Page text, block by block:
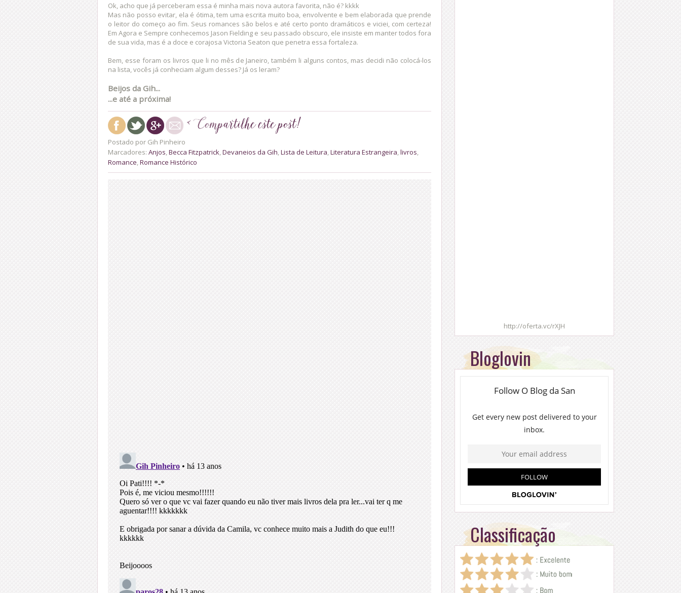
Ok, acho que já perceberam essa é minha mais nova autora favorita, não é? kkkk
Mas não posso evitar, ela é ótima, tem uma escrita muito boa, envolvente e bem elaborada que prende
o leitor do começo ao fim. Seus romances são belos e até certo ponto dramáticos e viciei, com certeza!
Em Agora e Sempre conhecemos Jason Fielding e seu passado obscuro, ele insiste em manter todos fora
de sua vida, mas é a doce e corajosa Victoria Seaton que penetra essa fortaleza.
Bem, esse foram os livros que li no mês de Janeiro, também li alguns contos, mas decidi não colocá-los
na lista, vocês já conheciam algum desses? Já os leram?
Beijos da Gih...
...e até a próxima!
Postado por Gih Pinheiro
Marcadores: Anjos Becca Fitzpatrick Devaneios da Gih Lista de Leitura Literatura Estrangeira livros
Romance Romance Histórico
http://oferta.vc/rXJH
Bloglovin
Classificação